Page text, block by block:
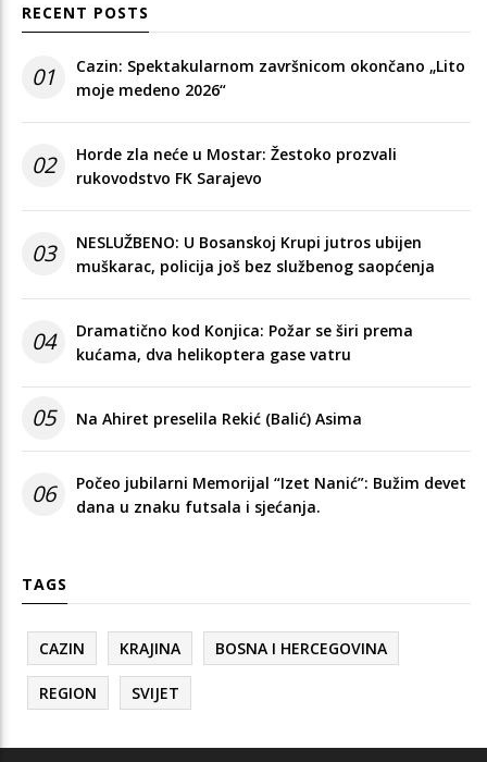
RECENT POSTS
01
Cazin: Spektakularnom završnicom okončano „Lito
moje medeno 2026“
02
Horde zla neće u Mostar: Žestoko prozvali
rukovodstvo FK Sarajevo
03
NESLUŽBENO: U Bosanskoj Krupi jutros ubijen
muškarac, policija još bez službenog saopćenja
04
Dramatično kod Konjica: Požar se širi prema
kućama, dva helikoptera gase vatru
05 Na Ahiret preselila Rekić (Balić) Asima
06
Počeo jubilarni Memorijal “Izet Nanić”: Bužim devet
dana u znaku futsala i sjećanja.
TAGS
CAZIN KRAJINA BOSNA I HERCEGOVINA
REGION SVIJET